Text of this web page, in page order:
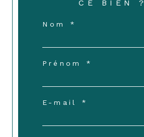
CE BIEN ?
Nom *
Prénom *
E-mail *